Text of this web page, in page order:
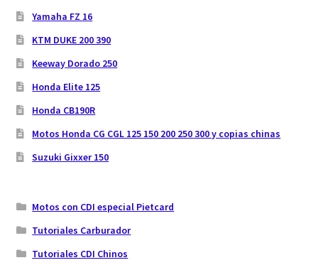
Yamaha FZ 16
KTM DUKE 200 390
Keeway Dorado 250
Honda Elite 125
Honda CB190R
Motos Honda CG CGL 125 150 200 250 300 y copias chinas
Suzuki Gixxer 150
Motos con CDI especial Pietcard
Tutoriales Carburador
Tutoriales CDI Chinos